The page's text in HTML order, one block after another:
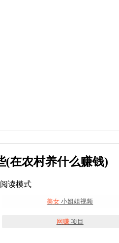
(在农村养什么赚钱)
阅读模式
美女 小姐姐视频
网赚项目